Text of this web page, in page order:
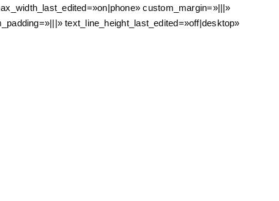
custom_margin=»|||»
text_line_height_last_edited=»off|desktop»